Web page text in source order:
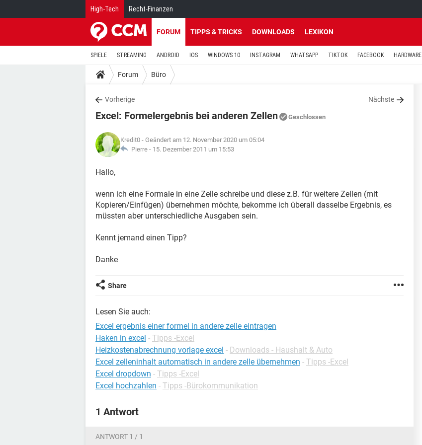
High-Tech Recht-Finanzen
FORUM TIPPS & TRICKS DOWNLOADS LEXIKON
SPIELE STREAMING ANDROID IOS WINDOWS 10 INSTAGRAM WHATSAPP TIKTOK FACEBOOK HARDWARE
Forum Büro
Vorherige Nächste
Excel: Formelergebnis bei anderen Zellen Geschlossen
Kredit0 - Geändert am 12. November 2020 um 05:04
Pierre - 15. Dezember 2011 um 15:53
Hallo,
wenn ich eine Formale in eine Zelle schreibe und diese z.B. für weitere Zellen (mit
Kopieren/Einfügen) übernehmen möchte, bekomme ich überall dasselbe Ergebnis, es
müssten aber unterschiedliche Ausgaben sein.
Kennt jemand einen Tipp?
Danke
Share
Lesen Sie auch:
Excel ergebnis einer formel in andere zelle eintragen
Haken in excel - Tipps -Excel
Heizkostenabrechnung vorlage excel - Downloads - Haushalt & Auto
Excel zelleninhalt automatisch in andere zelle übernehmen - Tipps -Excel
Excel dropdown - Tipps -Excel
Excel hochzahlen - Tipps -Bürokommunikation
1 Antwort
ANTWORT 1 / 1